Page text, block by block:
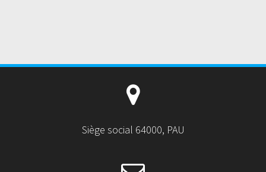
Siège social 64000, PAU